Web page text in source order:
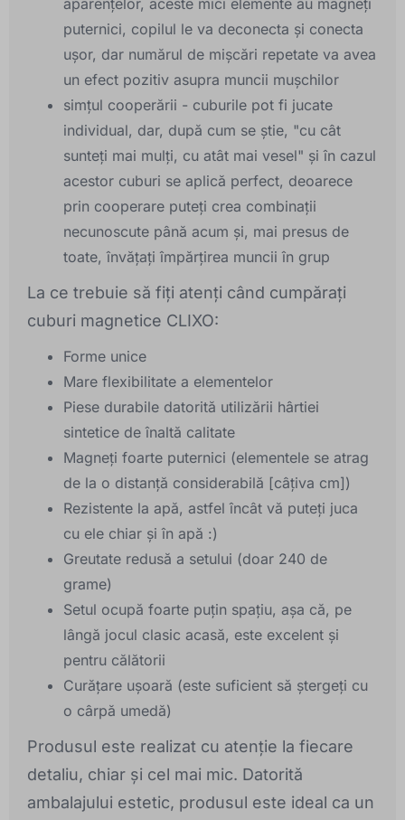
aparențelor, aceste mici elemente au magneți
puternici, copilul le va deconecta și conecta
ușor, dar numărul de mișcări repetate va avea
un efect pozitiv asupra muncii mușchilor
simțul cooperării - cuburile pot fi jucate
individual, dar, după cum se știe, "cu cât
sunteți mai mulți, cu atât mai vesel" și în cazul
acestor cuburi se aplică perfect, deoarece
prin cooperare puteți crea combinații
necunoscute până acum și, mai presus de
toate, învățați împărțirea muncii în grup
La ce trebuie să fiți atenți când cumpărați
cuburi magnetice CLIXO:
Forme unice
Mare flexibilitate a elementelor
Piese durabile datorită utilizării hârtiei
sintetice de înaltă calitate
Magneți foarte puternici (elementele se atrag
de la o distanță considerabilă [câțiva cm])
Rezistente la apă, astfel încât vă puteți juca
cu ele chiar și în apă :)
Greutate redusă a setului (doar 240 de
grame)
Setul ocupă foarte puțin spațiu, așa că, pe
lângă jocul clasic acasă, este excelent și
pentru călătorii
Curățare ușoară (este suficient să ștergeți cu
o cârpă umedă)
Produsul este realizat cu atenție la fiecare
detaliu, chiar și cel mai mic. Datorită
ambalajului estetic, produsul este ideal ca un